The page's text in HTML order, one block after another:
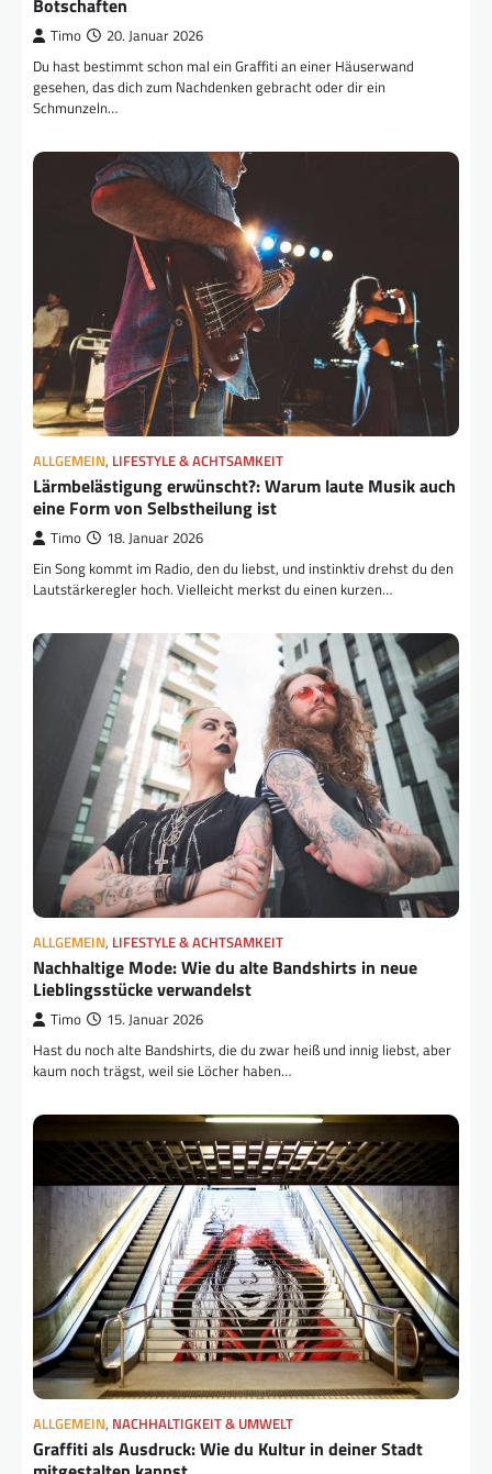
Botschaften
Timo 20. Januar 2026
Du hast bestimmt schon mal ein Graffiti an einer Häuserwand
gesehen, das dich zum Nachdenken gebracht oder dir ein
Schmunzeln…
ALLGEMEIN, LIFESTYLE & ACHTSAMKEIT
Lärmbelästigung erwünscht?: Warum laute Musik auch
eine Form von Selbstheilung ist
Timo 18. Januar 2026
Ein Song kommt im Radio, den du liebst, und instinktiv drehst du den
Lautstärkeregler hoch. Vielleicht merkst du einen kurzen…
ALLGEMEIN, LIFESTYLE & ACHTSAMKEIT
Nachhaltige Mode: Wie du alte Bandshirts in neue
Lieblingsstücke verwandelst
Timo 15. Januar 2026
Hast du noch alte Bandshirts, die du zwar heiß und innig liebst, aber
kaum noch trägst, weil sie Löcher haben…
ALLGEMEIN, NACHHALTIGKEIT & UMWELT
Graffiti als Ausdruck: Wie du Kultur in deiner Stadt